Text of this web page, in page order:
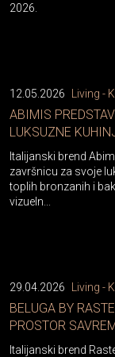
2026.
12.05.2026 Living -
ABIMIS
LUKSUZNE
Italijanski brend
završnicu za svoje
toplih bronzanih i
vizueln...
29.04.2026 Living -
BELUGA BY
PROSTOR
Italijanski brend